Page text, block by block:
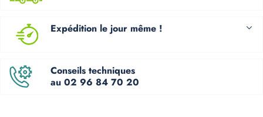
Expédition le jour même !
Conseils techniques
au 02 96 84 70 20